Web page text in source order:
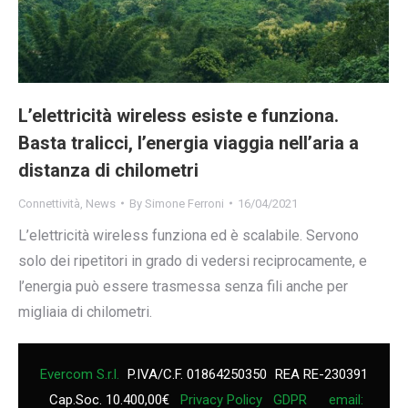
L’elettricità wireless esiste e funziona.
Basta tralicci, l’energia viaggia nell’aria a
distanza di chilometri
Connettività News By Simone Ferroni 16/04/2021
L’elettricità wireless funziona ed è scalabile. Servono
solo dei ripetitori in grado di vedersi reciprocamente, e
l’energia può essere trasmessa senza fili anche per
migliaia di chilometri.
Evercom S.r.l. P.IVA/C.F. 01864250350 REA RE-230391
Cap.Soc. 10.400,00€
Privacy Policy GDPR email: